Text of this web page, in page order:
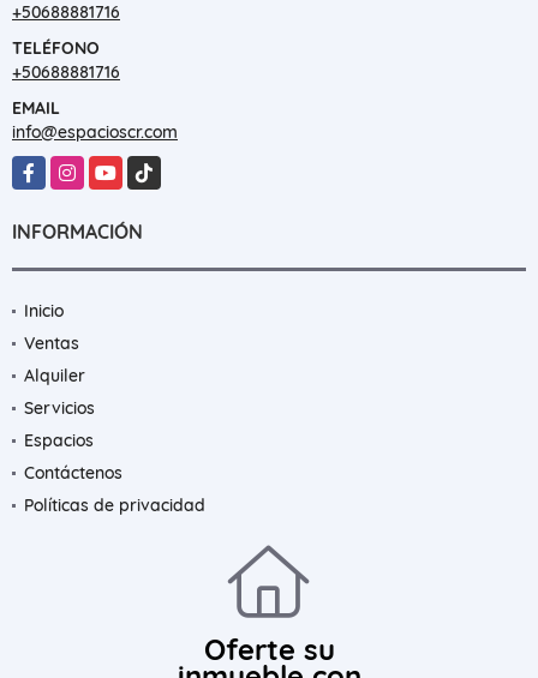
+50688881716
TELÉFONO
+50688881716
EMAIL
info@espacioscr.com
FacebookInstagramYouTubeTikTok
INFORMACIÓN
Inicio
Ventas
Alquiler
Servicios
Espacios
Contáctenos
Políticas de privacidad
Oferte su